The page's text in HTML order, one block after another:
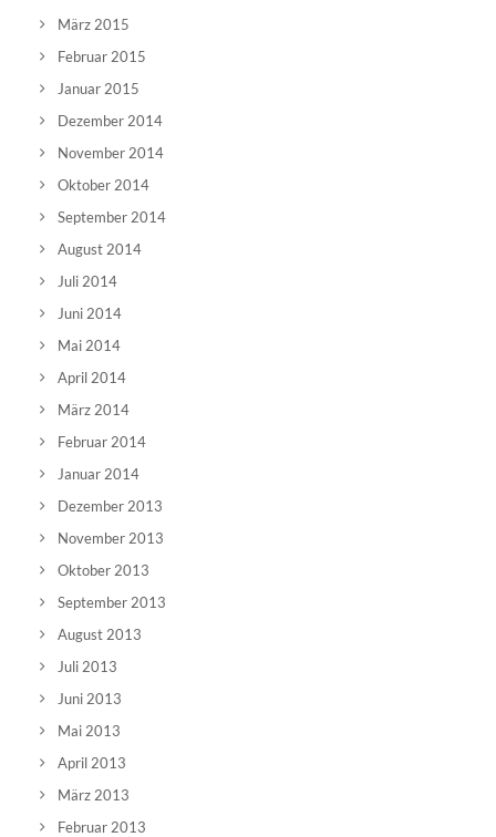
März 2015
Februar 2015
Januar 2015
Dezember 2014
November 2014
Oktober 2014
September 2014
August 2014
Juli 2014
Juni 2014
Mai 2014
April 2014
März 2014
Februar 2014
Januar 2014
Dezember 2013
November 2013
Oktober 2013
September 2013
August 2013
Juli 2013
Juni 2013
Mai 2013
April 2013
März 2013
Februar 2013